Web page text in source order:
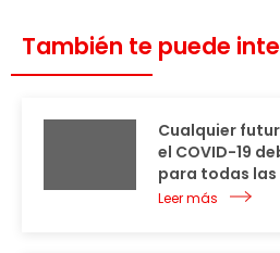
También te puede
Cualquier
el COVID-19
para todas las
Leer más